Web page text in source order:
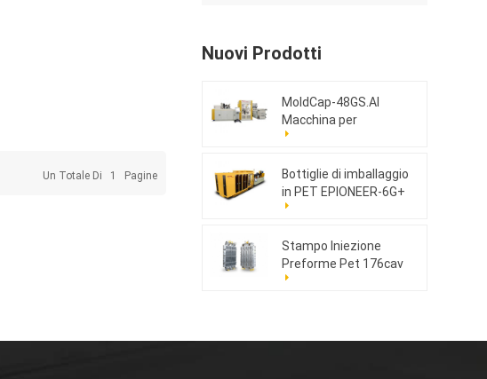
Un Totale Di 1 Pagine
Nuovi Prodotti
MoldCap-48GS.AI
Macchina per
stampaggio a
ad alta velocità
Bottiglie di imballaggio
in PET EPIONEER-6G+
Stampo Iniezione
Preforme Pet 176cav